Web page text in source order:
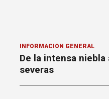
INFORMACION GENERAL
De la intensa niebla
severas